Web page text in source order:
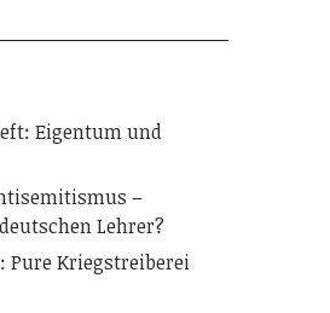
Eigentum und
–
Lehrer?
Pure Kriegstreiberei